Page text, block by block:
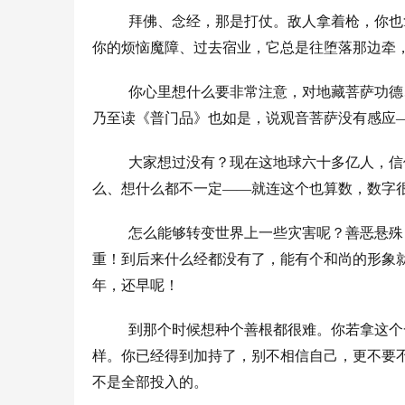
拜佛、念经，那是打仗。敌人拿着枪，你
你的烦恼魔障、过去宿业，它总是往堕落那边牵
你心里想什么要非常注意，对地藏菩萨功
乃至读《普门品》也如是，说观音菩萨没有感应
大家想过没有？现在这地球六十多亿人，
么、想什么都不一定——就连这个也算数，数字
怎么能够转变世界上一些灾害呢？善恶悬
重！到后来什么经都没有了，能有个和尚的形
年，还早呢！
到那个时候想种个善根都很难。你若拿这
样。你已经得到加持了，别不相信自己，更不
不是全部投入的。